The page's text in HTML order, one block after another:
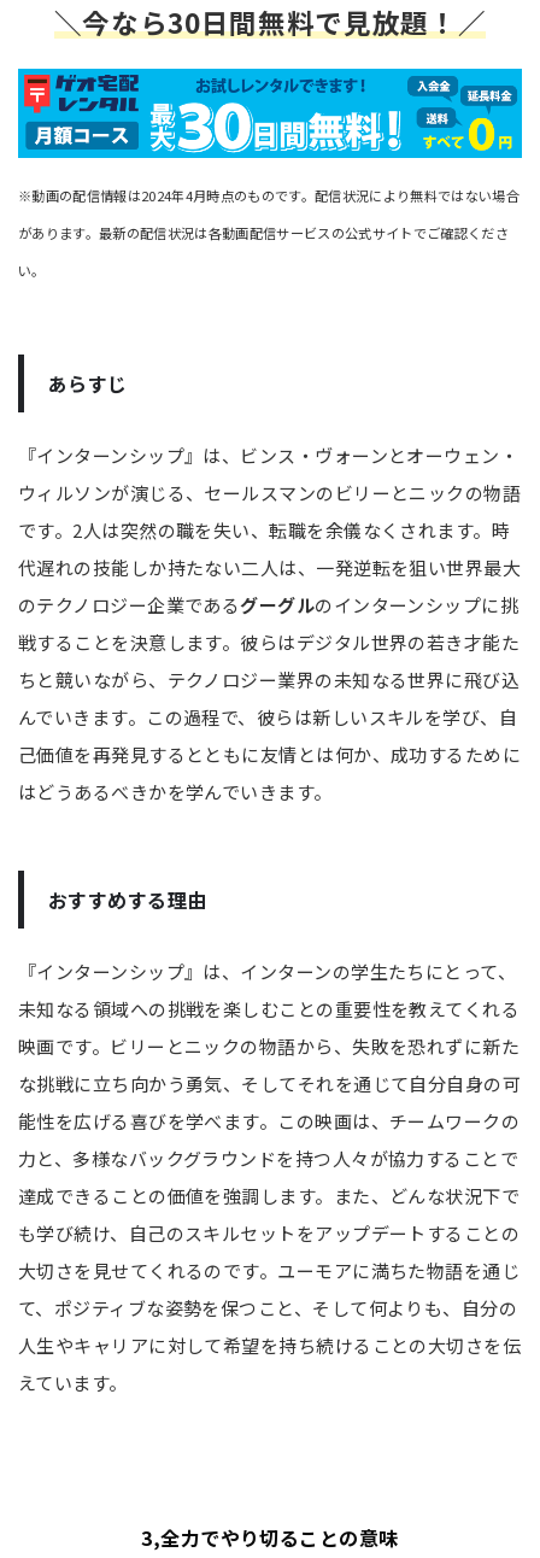
＼今なら30日間無料で見放題！／
※動画の配信情報は2024年4月時点のものです。配信状況により無料ではない場合
があります。最新の配信状況は各動画配信サービスの公式サイトでご確認くださ
い。
あらすじ
『インターンシップ』は、ビンス・ヴォーンとオーウェン・
ウィルソンが演じる、セールスマンのビリーとニックの物語
です。2人は突然の職を失い、転職を余儀なくされます。時
代遅れの技能しか持たない二人は、一発逆転を狙い世界最大
のテクノロジー企業であるグーグルのインターンシップに挑
戦することを決意します。彼らはデジタル世界の若き才能た
ちと競いながら、テクノロジー業界の未知なる世界に飛び込
んでいきます。この過程で、彼らは新しいスキルを学び、自
己価値を再発見するとともに友情とは何か、成功するために
はどうあるべきかを学んでいきます。
おすすめする理由
『インターンシップ』は、インターンの学生たちにとって、
未知なる領域への挑戦を楽しむことの重要性を教えてくれる
映画です。ビリーとニックの物語から、失敗を恐れずに新た
な挑戦に立ち向かう勇気、そしてそれを通じて自分自身の可
能性を広げる喜びを学べます。この映画は、チームワークの
力と、多様なバックグラウンドを持つ人々が協力することで
達成できることの価値を強調します。また、どんな状況下で
も学び続け、自己のスキルセットをアップデートすることの
大切さを見せてくれるのです。ユーモアに満ちた物語を通じ
て、ポジティブな姿勢を保つこと、そして何よりも、自分の
人生やキャリアに対して希望を持ち続けることの大切さを伝
えています。
3,全力でやり切ることの意味